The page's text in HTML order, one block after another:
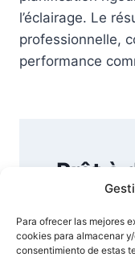
Para ofrecer las mejores
cookies para almacenar
consentimiento de estas
l’éclairage. Le
professionnelle,
performance
Prêt à
En savoir